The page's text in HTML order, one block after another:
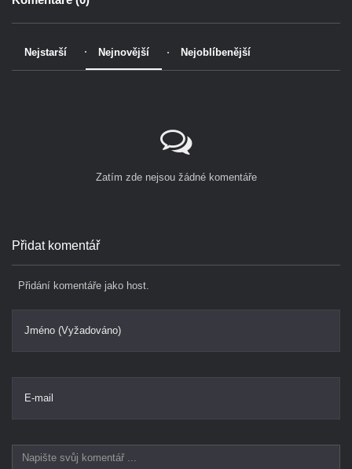
Nejstarší Nejnovější Nejoblíbenější
Zatím zde nejsou žádné komentáře
Přidat komentář
Přidání komentáře jako host.
Jméno (Vyžadováno)
E-mail